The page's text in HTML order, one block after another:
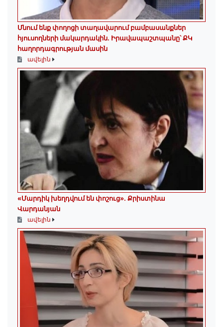
Մնում ենք փողոցի տաղավարում բամբասանքներ
հյուսողների մակարդակին․ Իրավապաշտպանը՝ ՔԿ
հաղորդագրության մասին
ավելին
«Մարդիկ խեղդվում են փոշուց»․ Քրիստինա
Վարդանյան
ավելին